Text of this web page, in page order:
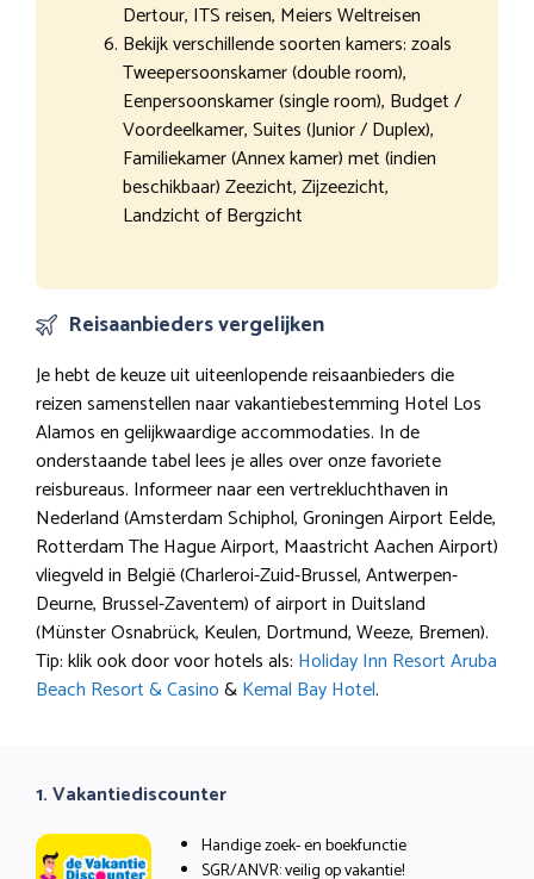
Dertour, ITS reisen, Meiers Weltreisen
Bekijk verschillende soorten kamers: zoals
Tweepersoonskamer (double room),
Eenpersoonskamer (single room), Budget /
Voordeelkamer, Suites (Junior / Duplex),
Familiekamer (Annex kamer) met (indien
beschikbaar) Zeezicht, Zijzeezicht,
Landzicht of Bergzicht
Reisaanbieders vergelijken
Je hebt de keuze uit uiteenlopende reisaanbieders die
reizen samenstellen naar vakantiebestemming Hotel Los
Alamos en gelijkwaardige accommodaties. In de
onderstaande tabel lees je alles over onze favoriete
reisbureaus. Informeer naar een vertrekluchthaven in
Nederland (Amsterdam Schiphol, Groningen Airport Eelde,
Rotterdam The Hague Airport, Maastricht Aachen Airport)
vliegveld in België (Charleroi-Zuid-Brussel, Antwerpen-
Deurne, Brussel-Zaventem) of airport in Duitsland
(Münster Osnabrück, Keulen, Dortmund, Weeze, Bremen).
Tip: klik ook door voor hotels als: Holiday Inn Resort Aruba
Beach Resort & Casino&Kemal Bay Hotel.
1. Vakantiediscounter
Handige zoek- en boekfunctie
SGR/ANVR: veilig op vakantie!